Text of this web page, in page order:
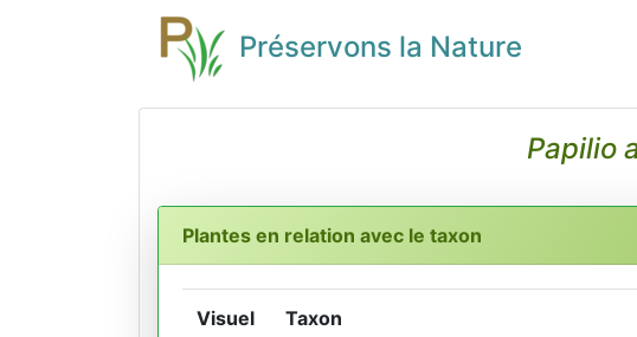
Préservons la Nature
Papilio
Plantes en relation avec le taxon
Visuel Taxon